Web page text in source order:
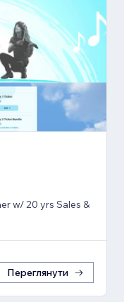
w/ 20 yrs Sales &
Переглянути